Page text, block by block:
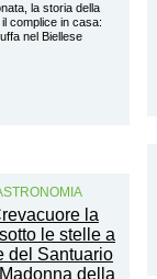
la storia della
complice in casa:
nel Biellese